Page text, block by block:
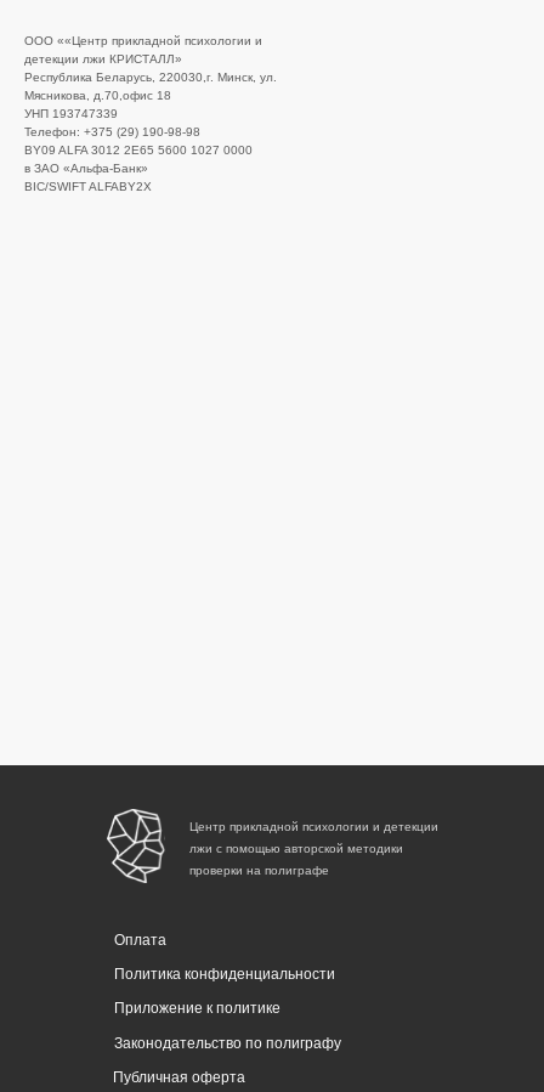
ООО ««Центр прикладной психологии и
детекции лжи КРИСТАЛЛ»
Республика Беларусь, 220030,г. Минск, ул.
Мясникова, д.70,офис 18
УНП 193747339
Телефон: +375 (29) 190-98-98
BY09 ALFA 3012 2E65 5600 1027 0000
в ЗАО «Альфа-Банк»
BIC/SWIFT ALFABY2X
Политика конфиденциальности
Приложение к политике
Законодательство по полиграфу
Центр прикладной психологии и детекции
лжи с помощью авторской методики
проверки на полиграфе
Оплата
Публичная оферта